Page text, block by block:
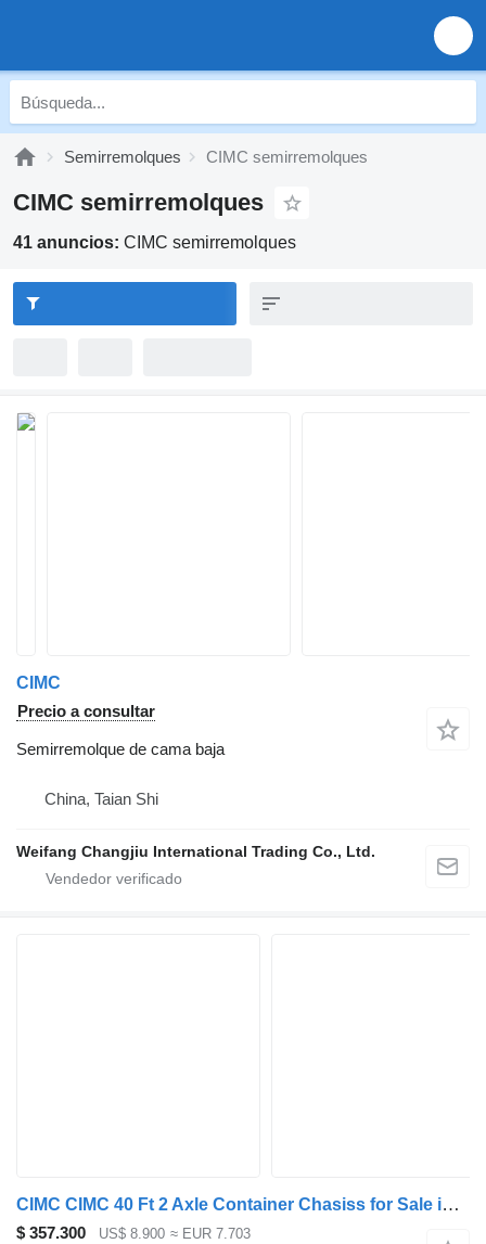
Semirremolques CIMC semirremolques
CIMC semirremolques
41 anuncios: CIMC semirremolques
CIMC
Precio a consultar
Semirremolque de cama baja
China, Taian Shi
Weifang Changjiu International Trading Co., Ltd.
CIMC CIMC 40 Ft 2 Axle Container Chasiss for Sale in Costa Rica
$ 357.300 US$ 8.900 ≈ EUR 7.703